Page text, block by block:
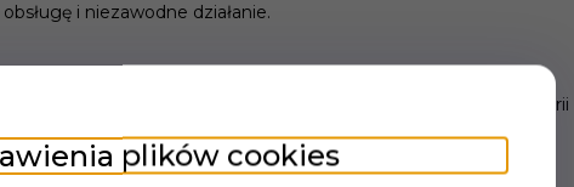
i niezawodne działanie.
modelami profesjonalnych myjek ciśnieniowych Nilfisk z serii
liście:
plików cookies